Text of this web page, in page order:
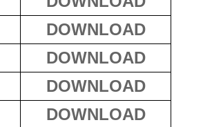
DOWNLOAD
DOWNLOAD
DOWNLOAD
DOWNLOAD